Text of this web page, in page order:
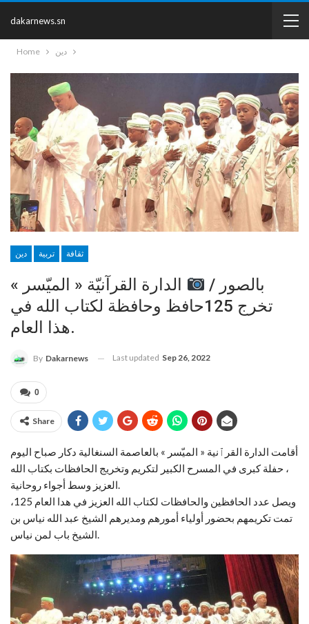
dakarnews.sn
Home دين
دين تربية ثقافة
بالصور /
الدارة القرآنيّة « الميّسر »
تخرج 125حافظ وحافظة لكتاب الله في
هذا العام.
By Dakarnews Last updated Sep 26, 2022
0
Share
أقامت الدارة القرٱنية « الميّسر » بالعاصمة السنغالية دكار صباح اليوم
، حفلة كبرى في المسرح الكبير لتكريم وتخريج الحافظات بكتاب الله
العزيز وسط أجواء روحانية.
ويصل عدد الحافظين والحافظات لكتاب الله العزيز في هدا العام 125،
تمت تكريمهم بحضور أولياء أمورهم ومديرهم الشيخ عبد الله نياس بن
الشيخ باب لمن نياس.